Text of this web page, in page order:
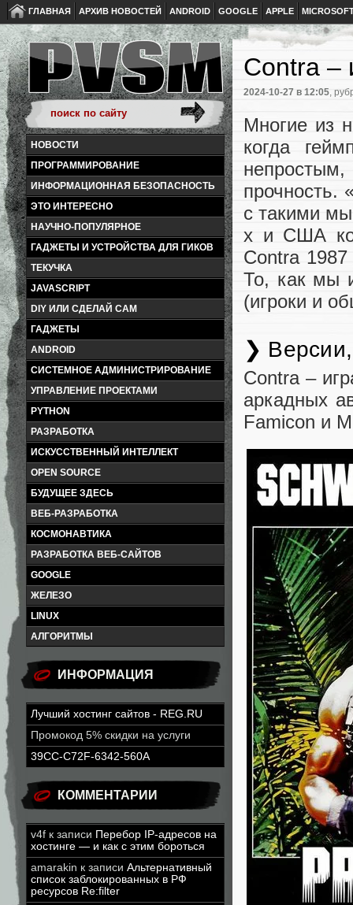
ГЛАВНАЯ АРХИВ НОВОСТЕЙ ANDROID GOOGLE APPLE
НОВОСТИ
ПРОГРАММИРОВАНИЕ
ИНФОРМАЦИОННАЯ БЕЗОПАСНОСТЬ
ЭТО ИНТЕРЕСНО
НАУЧНО-ПОПУЛЯРНОЕ
ГАДЖЕТЫ И УСТРОЙСТВА ДЛЯ ГИКОВ
ТЕКУЧКА
JAVASCRIPT
DIY ИЛИ СДЕЛАЙ САМ
ГАДЖЕТЫ
ANDROID
СИСТЕМНОЕ АДМИНИСТРИРОВАНИЕ
УПРАВЛЕНИЕ ПРОЕКТАМИ
PYTHON
РАЗРАБОТКА
ИСКУССТВЕННЫЙ ИНТЕЛЛЕКТ
OPEN SOURCE
БУДУЩЕЕ ЗДЕСЬ
ВЕБ-РАЗРАБОТКА
КОСМОНАВТИКА
РАЗРАБОТКА ВЕБ-САЙТОВ
GOOGLE
ЖЕЛЕЗО
LINUX
АЛГОРИТМЫ
ИНФОРМАЦИЯ
Лучший хостинг сайтов - REG.RU
Промокод 5% скидки на услуги
39CC-C72F-6342-560A
КОММЕНТАРИИ
v4f к записи Перебор IP-адресов на
хостинге — и как с этим бороться
amarakin к записи Альтернативный
список заблокированных в РФ
ресурсов Re:filter
Contra –
2024-10-27 в 12:05,
Многие из
когда
непростым,
прочность.
с такими
х и США
Contra
То, как мы
(игроки и
❯
Contra –
аркадных
Famicon и